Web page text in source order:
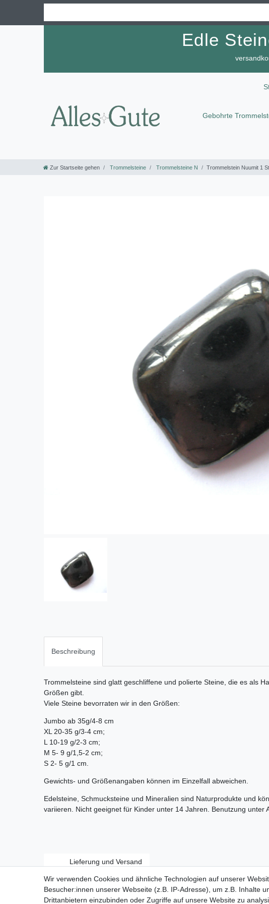
Edle
Gebohrte
Zur Startseite gehen Trommelsteine Trommelsteine N Trommelstein Nuumit 1
Beschreibung
Trommelsteine sind glatt geschliffene und polierte Steine, die es als
Größen gibt.
Viele Steine bevorraten wir in den Größen:
Jumbo ab 35g/4-8 cm
XL 20-35 g/3-4 cm;
L 10-19 g/2-3 cm;
M 5- 9 g/1,5-2 cm;
S 2- 5 g/1 cm.
Gewichts- und Größenangaben können im Einzelfall abweichen.
Edelsteine, Schmucksteine und Mineralien sind Naturprodukte und
variieren. Nicht geeignet für Kinder unter 14 Jahren. Benutzung unter
Lieferung und Versand
Wir verwenden Cookies und ähnliche Technologien auf unserer
Besucher:innen unserer Webseite (z.B. IP-Adresse), um z.B. Inhalte
Drittanbietern einzubinden oder Zugriffe auf unsere Website zu